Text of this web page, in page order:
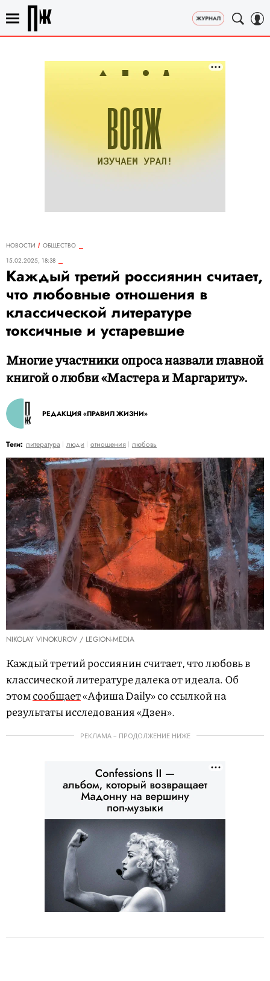
НОВОСТИ
ОБЩЕСТВО
15.02.2025, 18:38
Каждый третий россиянин считает,
что любовные отношения в
классической литературе
токсичные и устаревшие
Многие участники опроса назвали главной
книгой о любви «Мастера и Маргариту».
РЕДАКЦИЯ «ПРАВИЛ ЖИЗНИ»
Теги: литература люди отношения любовь
NIKOLAY VINOKUROV / LEGION-MEDIA
Каждый третий россиянин считает, что любовь в
классической литературе далека от идеала. Об
этомсообщает«Афиша Daily» со ссылкой на
результаты исследования «Дзен».
РЕКЛАМА – ПРОДОЛЖЕНИЕ НИЖЕ